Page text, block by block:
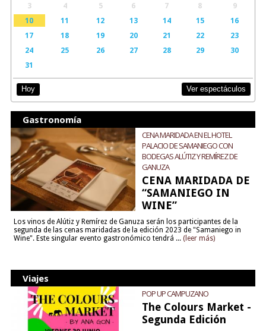
3
4 5 6 7 8
9
10
11 12 13 14 15
16
17
18 19 20 21 22
23
24
25 26 27 28 29
30
31
Hoy Ver espectáculos
Gastronomía
CENA MARIDADA EN EL HOTEL
PALACIO DE SAMANIEGO CON
BODEGAS ALÚTIZ Y REMÍREZ DE
GANUZA
CENA MARIDADA DE
“SAMANIEGO IN
WINE”
Los vinos de Alútiz y Remírez de Ganuza serán los participantes de la
segunda de las cenas maridadas de la edición 2023 de "Samaniego in
Wine". Este singular evento gastronómico tendrá ... (leer más)
Viajes
POP UP CAMPUZANO
The Colours Market -
Segunda Edición